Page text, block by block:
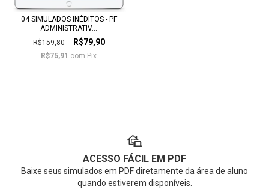
04 SIMULADOS INÉDITOS - PF
ADMINISTRATIV...
R$159,80
R$79,90
R$75,91 com Pix
ACESSO FÁCIL EM PDF
Baixe seus simulados em PDF diretamente da área de aluno
quando estiverem disponíveis.